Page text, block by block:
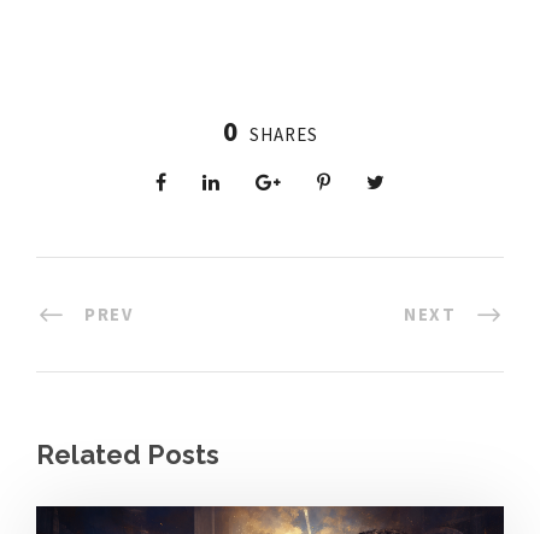
0 SHARES
PREV NEXT
Related Posts